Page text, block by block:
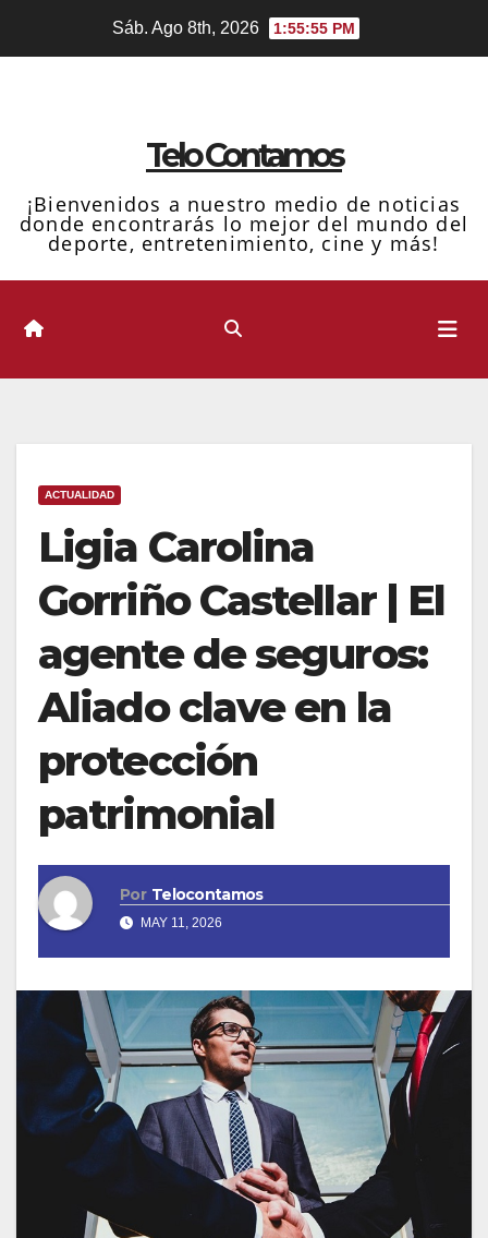
Sáb. Ago 8th, 2026 1:55:56 PM
Telo Contamos
¡Bienvenidos a nuestro medio de noticias
donde encontrarás lo mejor del mundo del
deporte, entretenimiento, cine y más!
ACTUALIDAD
Ligia Carolina
Gorriño Castellar | El
agente de seguros:
Aliado clave en la
protección
patrimonial
Por Telocontamos
MAY 11, 2026